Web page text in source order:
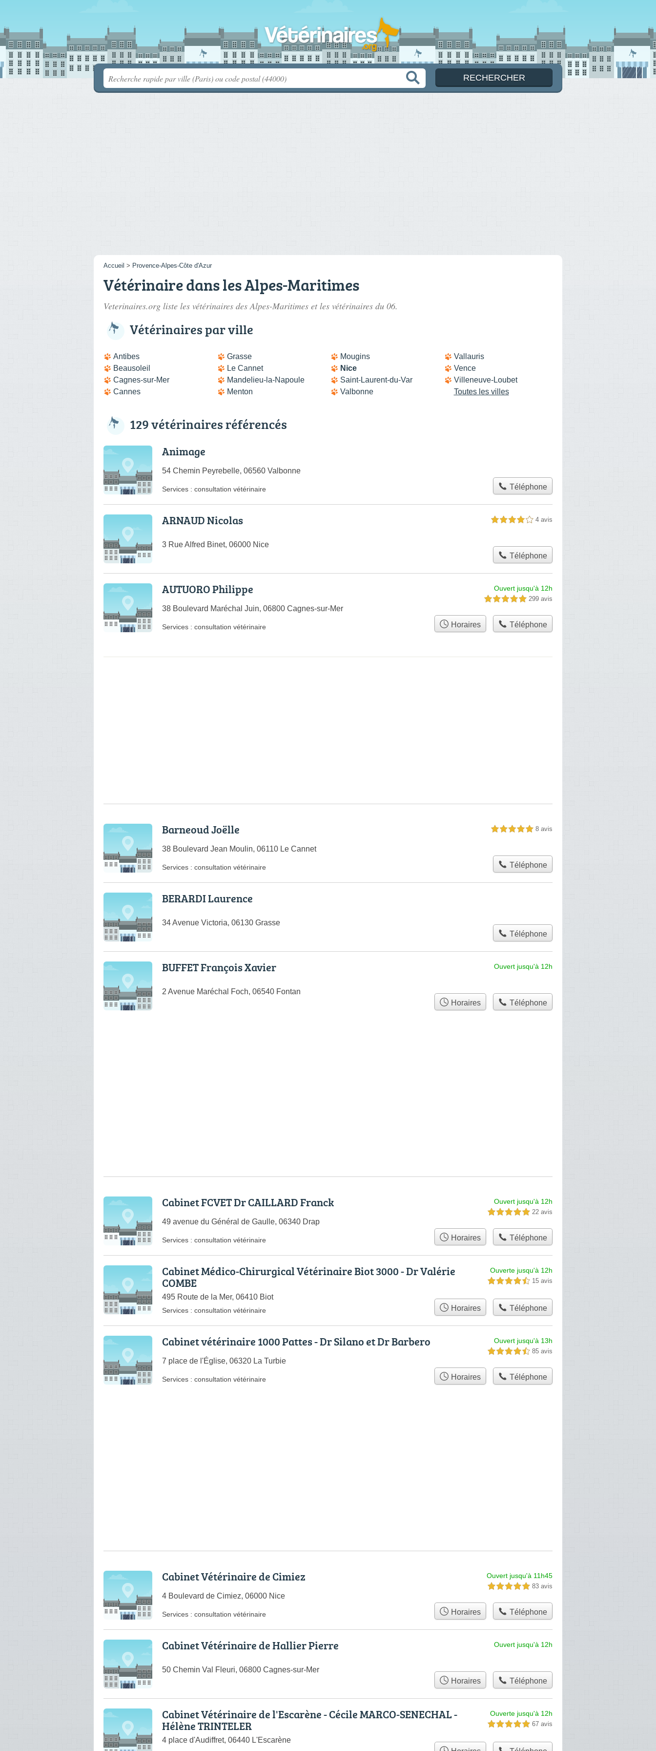
Accueil > Provence-Alpes-Côte d'Azur
Vétérinaire dans les Alpes-Maritimes
Veterinaires.org liste les vétérinaires des Alpes-Maritimes et les vétérinaires du 06.
Vétérinaires par ville
Antibes
Beausoleil
Cagnes-sur-Mer
Cannes
Grasse
Le Cannet
Mandelieu-la-Napoule
Menton
Mougins
Nice
Saint-Laurent-du-Var
Valbonne
Vallauris
Vence
Villeneuve-Loubet
Toutes les villes
129 vétérinaires référencés
Animage
54 Chemin Peyrebelle, 06560 Valbonne
Services : consultation vétérinaire Téléphone
ARNAUD Nicolas
3 Rue Alfred Binet, 06000 Nice
4,0 étoiles sur 5 4 avis
Téléphone
AUTUORO Philippe
38 Boulevard Maréchal Juin, 06800 Cagnes-sur-Mer
Ouvert jusqu'à 12h
5,0 étoiles sur 5 299 avis
Services : consultation vétérinaire Horaires Téléphone
Barneoud Joëlle
38 Boulevard Jean Moulin, 06110 Le Cannet
5,0 étoiles sur 5 8 avis
Services : consultation vétérinaire Téléphone
BERARDI Laurence
34 Avenue Victoria, 06130 Grasse
Téléphone
BUFFET François Xavier
2 Avenue Maréchal Foch, 06540 Fontan
Ouvert jusqu'à 12h
Horaires Téléphone
Cabinet FCVET Dr CAILLARD Franck
49 avenue du Général de Gaulle, 06340 Drap
Ouvert jusqu'à 12h
5,0 étoiles sur 5 22 avis
Services : consultation vétérinaire Horaires Téléphone
Cabinet Médico-Chirurgical Vétérinaire Biot 3000 - Dr Valérie
COMBE
495 Route de la Mer, 06410 Biot
Ouverte jusqu'à 12h
4,5 étoiles sur 5 15 avis
Services : consultation vétérinaire Horaires Téléphone
Cabinet vétérinaire 1000 Pattes - Dr Silano et Dr Barbero
7 place de l'Église, 06320 La Turbie
Ouvert jusqu'à 13h
4,5 étoiles sur 5 85 avis
Services : consultation vétérinaire Horaires Téléphone
Cabinet Vétérinaire de Cimiez
4 Boulevard de Cimiez, 06000 Nice
Ouvert jusqu'à 11h45
5,0 étoiles sur 5 83 avis
Services : consultation vétérinaire Horaires Téléphone
Cabinet Vétérinaire de Hallier Pierre
50 Chemin Val Fleuri, 06800 Cagnes-sur-Mer
Ouvert jusqu'à 12h
Horaires Téléphone
Cabinet Vétérinaire de l'Escarène - Cécile MARCO-SENECHAL -
Hélène TRINTELER
4 place d'Audiffret, 06440 L'Escarène
Ouverte jusqu'à 12h
5,0 étoiles sur 5 67 avis